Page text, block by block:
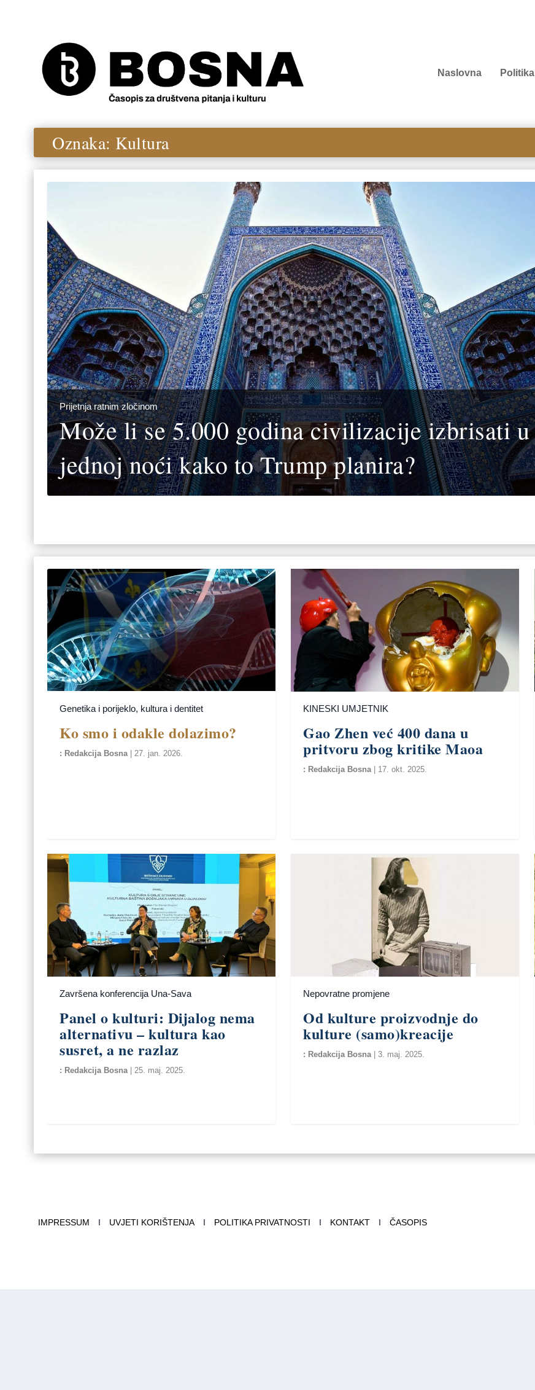
Naslovna Politika
Oznaka: Kultura
Prijetnja ratnim zločinom
Može li se 5.000 godina civilizacije izbrisati u
jednoj noći kako to Trump planira?
Genetika i porijeklo, kultura i dentitet
Ko smo i odakle dolazimo?
Redakcija Bosna 27. jan. 2026.
Završena konferencija Una-Sava
Panel o kulturi: Dijalog nema
alternativu – kultura kao
susret, a ne razlaz
Redakcija Bosna 25. maj. 2025.
KINESKI UMJETNIK
Gao Zhen već 400 dana u
pritvoru zbog kritike Maoa
Redakcija Bosna 17. okt. 2025.
Nepovratne promjene
Od kulture proizvodnje do
kulture (samo)kreacije
Redakcija Bosna |3. maj. 2025.
IMPRESSUM I UVJETI KORIŠTENJA I POLITIKA PRIVATNOSTI I KONTAKT I ČASOPIS